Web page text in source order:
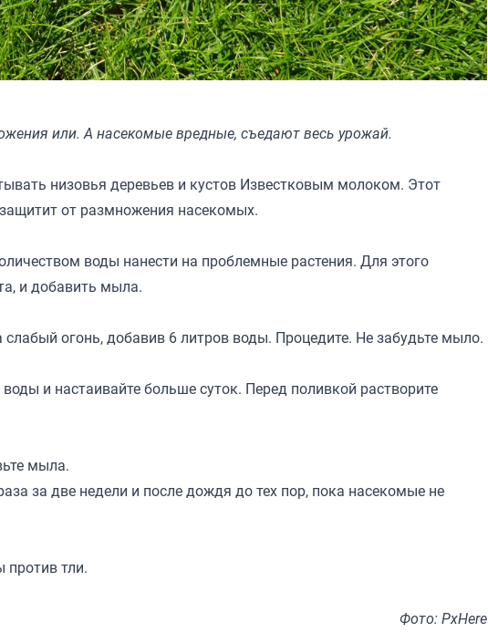
или. А насекомые вредные, съедают весь урожай.
низовья деревьев и кустов Известковым молоком. Этот
от размножения насекомых.
воды нанести на проблемные растения. Для этого
и добавить мыла.
огонь, добавив 6 литров воды. Процедите. Не забудьте мыло.
и настаивайте больше суток. Перед поливкой растворите
мыла.
за две недели и после дождя до тех пор, пока насекомые не
тли.
Фото: PxHere